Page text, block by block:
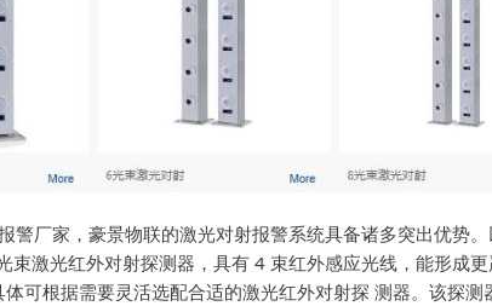
厂家，豪景物联的激光对射报警系统具备诸多突出优势
束激光红外对射探测器，具有 4 束红外感应光线，能形成
可根据需要灵活选配合适的激光红外对射探 测器。该探